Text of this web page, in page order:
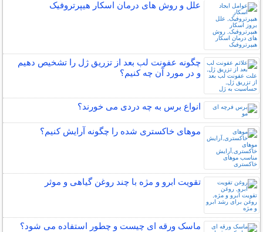
علل و روش های درمان اسکار هیپرتروفیک
چگونه عفونت لب بعد از تزریق ژل را تشخیص دهیم
و در مورد آن چه کنیم؟
انواع برس به چه دردی می خورند؟
موهای خاکستری شده را چگونه آرایش کنیم؟
تقویت ابرو و مژه با چند روغن گیاهی و موثر
ماسک ورقه ای چیست و چطور استفاده می شود؟